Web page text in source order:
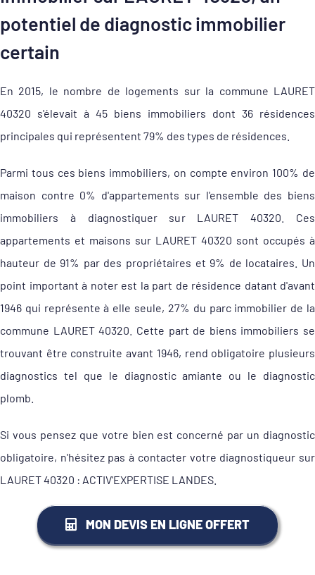
potentiel de diagnostic immobilier
certain
En 2015, le nombre de logements sur la commune LAURET
40320 s'élevait à 45 biens immobiliers dont 36 résidences
principales qui représentent 79% des types de résidences.
Parmi tous ces biens immobiliers, on compte environ 100% de
maison contre 0% d'appartements sur l'ensemble des biens
immobiliers à diagnostiquer sur LAURET 40320. Ces
appartements et maisons sur LAURET 40320 sont occupés à
hauteur de 91% par des propriétaires et 9% de locataires. Un
point important à noter est la part de résidence datant d'avant
1946 qui représente à elle seule, 27% du parc immobilier de la
commune LAURET 40320. Cette part de biens immobiliers se
trouvant être construite avant 1946, rend obligatoire plusieurs
diagnostics tel que le diagnostic amiante ou le diagnostic
plomb.
Si vous pensez que votre bien est concerné par un diagnostic
obligatoire, n'hésitez pas à contacter votre diagnostiqueur sur
LAURET 40320 : ACTIV'EXPERTISE LANDES.
MON DEVIS EN LIGNE OFFERT